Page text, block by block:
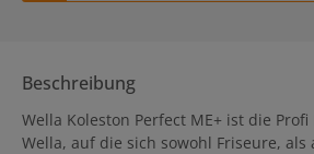
Beschreibung
Wella Koleston Perfect ME+ ist die
Wella, auf die sich sowohl Friseure, als